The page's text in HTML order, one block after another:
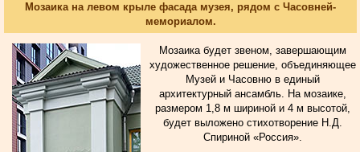
Мозаика на левом крыле фасада музея, рядом с Часовней-
мемориалом.
Мозаика будет звеном, завершающим
художественное решение, объединяющее
Музей и Часовню в единый
архитектурный ансамбль. На мозаике,
размером 1,8 м шириной и 4 м высотой,
будет выложено стихотворение Н.Д.
Спириной «Россия».